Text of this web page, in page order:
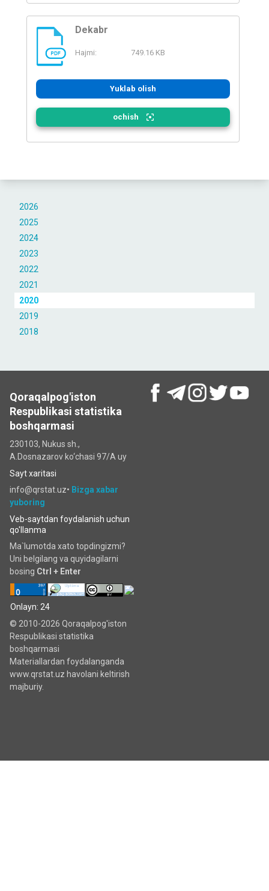
2026
2025
2024
2023
2022
2021
2020
2019
2018
PDF
Dekabr
Hajmi: 749.16 KB
Yuklab olish
ochish
Qoraqalpog'iston
Respublikasi statistika
boshqarmasi
230103, Nukus sh.,
A.Dosnazarov ko‘chаsi 97/A uy
Sayt xaritasi
info@qrstat.uz• Bizga xabar
yuboring
Veb-saytdan foydalanish uchun
qo'llanma
Ma`lumotda xato topdingizmi?
Uni belgilang va quyidagilarni
bosing Ctrl + Enter
Onlayn: 24
© 2010-2026 Qoraqalpog'iston
Respublikasi statistika
boshqarmasi
Materiallardan foydalanganda
www.qrstat.uz havolani keltirish
majburiy.